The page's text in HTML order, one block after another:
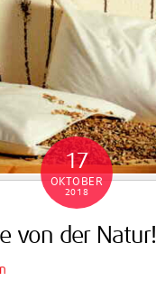
17
OKTOBER
2018
von der Natur!